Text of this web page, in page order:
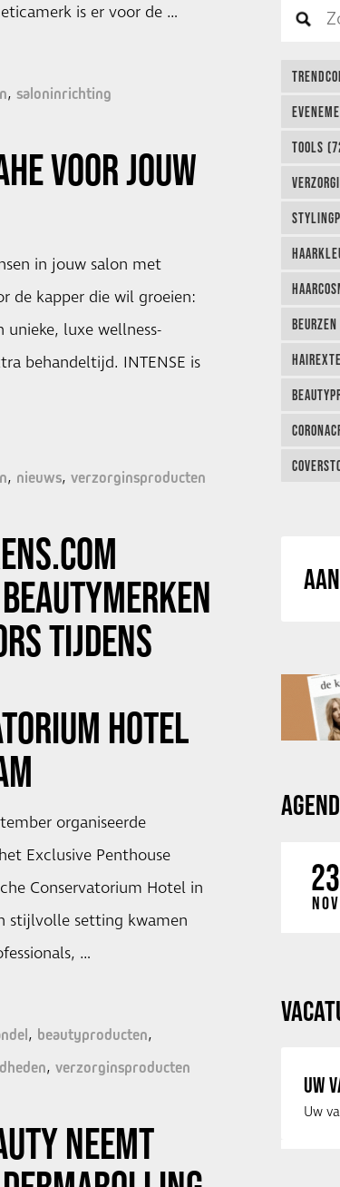
is er voor de …
saloninrichting
VOOR JOUW
in jouw salon met
de kapper die wil groeien:
unieke, luxe wellness-
behandeltijd. INTENSE is
nieuws verzorginsproducten
TIJDENS
HOTEL
organiseerde
Exclusive Penthouse
Conservatorium Hotel in
stijlvolle setting kwamen
…
beautyproducten
verzorginsproducten
NEEMT
TOOLS
23
NOV
UW